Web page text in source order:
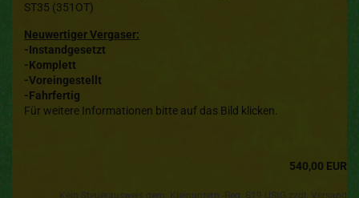
ST35 (351OT)
Neuwertiger Vergaser:
-Instandgesetzt
-Komplett
-Voreingestellt
-Fahrfertig
Für weitere Informationen bitte auf das Bild klicken.
540,00 EUR